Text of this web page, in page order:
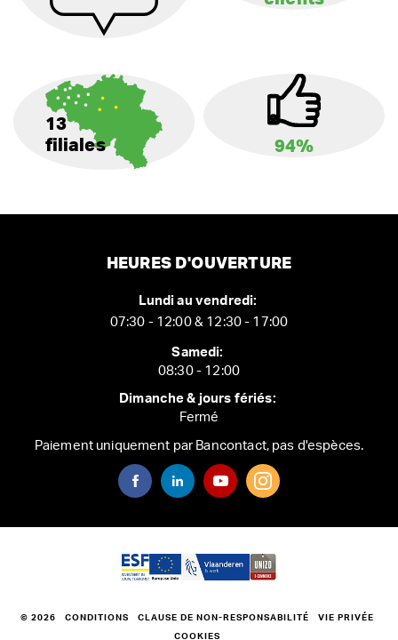
13
filiales
94%
HEURES D'OUVERTURE
Lundi au vendredi:
07:30 - 12:00 & 12:30 - 17:00
Samedi:
08:30 - 12:00
Dimanche & jours fériés:
Fermé
Paiement uniquement par Bancontact, pas d'espèces.
© 2026 CONDITIONS CLAUSE DE NON-RESPONSABILITÉ VIE PRIVÉE
COOKIES